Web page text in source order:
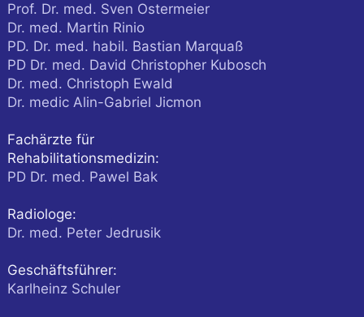
Prof. Dr. med. Sven Ostermeier
Dr. med. Martin Rinio
PD. Dr. med. habil. Bastian Marquaß
PD Dr. med. David Christopher Kubosch
Dr. med. Christoph Ewald
Dr. medic Alin-Gabriel Jicmon
Fachärzte für
Rehabilitationsmedizin:
PD Dr. med. Pawel Bak
Radiologe:
Dr. med. Peter Jedrusik
Geschäftsführer:
Karlheinz Schuler